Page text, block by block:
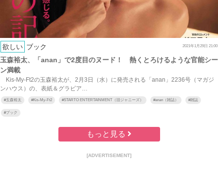
欲しい ブック 2021年1月29日 21:00
玉森裕太、「anan」で2度目のヌード！ 熱くとろけるような官能シー
ン満載
Kis‐My‐Ft2の玉森裕太が、2月3日（水）に発売される「anan」2236号（マガジ
ンハウス）の、表紙＆グラビア…
#玉森裕太 #Kis-My-Ft2 #STARTO ENTERTAINMENT（旧ジャニーズ） #anan（雑誌） #雑誌
#ブック
もっと見る
[ADVERTISEMENT]